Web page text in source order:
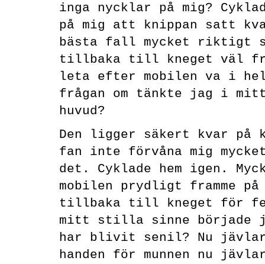
inga nycklar på mig?
på mig att knippan satt
bästa fall mycket riktigt
tillbaka till kneget väl
leta efter mobilen va i
frågan om tänkte jag i mitt
huvud?
Den ligger säkert kvar på
fan inte förvåna mig
det. Cyklade hem igen.
mobilen prydligt framme på
tillbaka till kneget för
mitt stilla sinne började
har blivit senil? Nu jävlar
handen för munnen nu